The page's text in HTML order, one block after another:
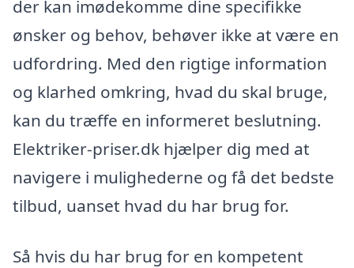
der kan imødekomme dine specifikke
ønsker og behov, behøver ikke at være en
udfordring. Med den rigtige information
og klarhed omkring, hvad du skal bruge,
kan du træffe en informeret beslutning.
Elektriker-priser.dk hjælper dig med at
navigere i mulighederne og få det bedste
tilbud, uanset hvad du har brug for.
Så hvis du har brug for en kompetent